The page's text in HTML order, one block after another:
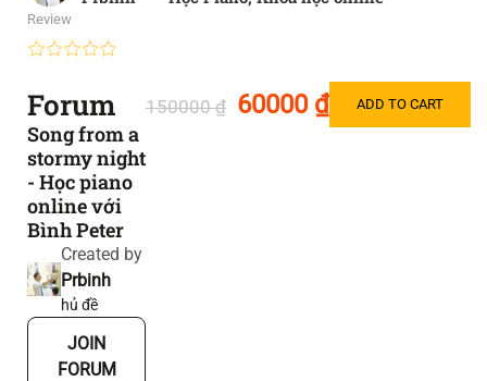
Review
150000 ₫ 60000 ₫ ADD TO CART
Forum
Song from a
stormy night
- Học piano
online với
Bình Peter
Created by
Prbinh
hủ đề
JOIN
FORUM